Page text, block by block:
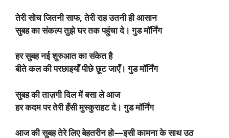
तेरी सोच जितनी साफ, तेरी राह उतनी ही आसान
सुबह का संकल्प तुझे घर तक पहुंचा दे। गुड मॉर्निंग
हर सुबह नई शुरुआत का संकेत है
बीते कल की परछाइयाँ पीछे छूट जाएँ। गुड मॉर्निंग
सुबह की ताज़गी दिल में बसा ले आज
हर कदम पर तेरी हँसी मुस्कुराहट दे। गुड मॉर्निंग
आज की सुबह तेरे लिए बेहतरीन हो—इसी कामना के साथ उठ